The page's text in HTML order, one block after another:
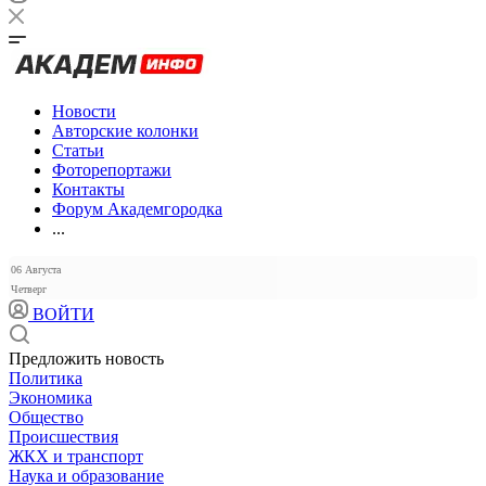
Новости
Авторские колонки
Статьи
Фоторепортажи
Контакты
Форум Академгородка
...
06 Августа
Четверг
ВОЙТИ
Предложить новость
Политика
Экономика
Общество
Происшествия
ЖКХ и транспорт
Наука и образование